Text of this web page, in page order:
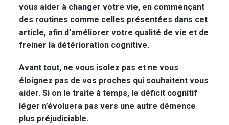
vous aider à changer votre vie, en commençant
des routines comme celles présentées dans cet
article, afin d’améliorer votre qualité de vie et de
freiner la détérioration cognitive.
Avant tout, ne vous isolez pas et ne vous
éloignez pas de vos proches qui souhaitent vous
aider. Si on le traite à temps, le déficit cognitif
léger n’évoluera pas vers une autre démence
plus préjudiciable.